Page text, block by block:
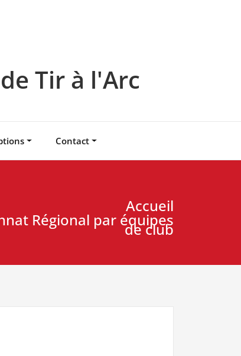
Tir à l'Arc
Contact
Accueil
Régional par équipes
de club